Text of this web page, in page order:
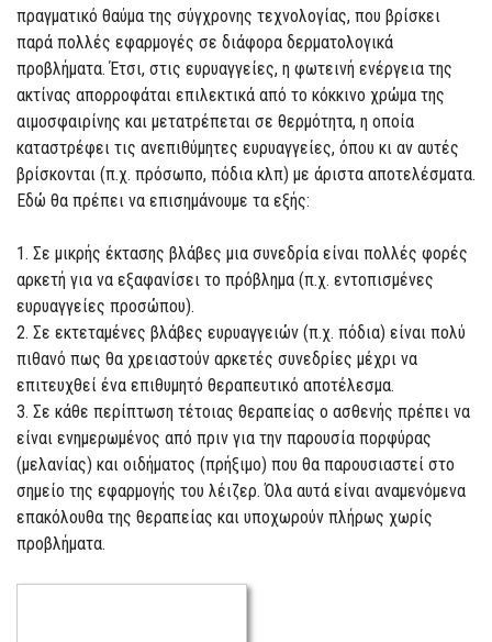
πραγματικό θαύμα της σύγχρονης τεχνολογίας, που βρίσκει
παρά πολλές εφαρμογές σε διάφορα δερματολογικά
προβλήματα. Έτσι, στις ευρυαγγείες, η φωτεινή ενέργεια της
ακτίνας απορροφάται επιλεκτικά από το κόκκινο χρώμα της
αιμοσφαιρίνης και μετατρέπεται σε θερμότητα, η οποία
καταστρέφει τις ανεπιθύμητες ευρυαγγείες, όπου κι αν αυτές
βρίσκονται (π.χ. πρόσωπο, πόδια κλπ) με άριστα αποτελέσματα.
Εδώ θα πρέπει να επισημάνουμε τα εξής:
1. Σε μικρής έκτασης βλάβες μια συνεδρία είναι πολλές φορές
αρκετή για να εξαφανίσει το πρόβλημα (π.χ. εντοπισμένες
ευρυαγγείες προσώπου).
2. Σε εκτεταμένες βλάβες ευρυαγγειών (π.χ. πόδια) είναι πολύ
πιθανό πως θα χρειαστούν αρκετές συνεδρίες μέχρι να
επιτευχθεί ένα επιθυμητό θεραπευτικό αποτέλεσμα.
3. Σε κάθε περίπτωση τέτοιας θεραπείας ο ασθενής πρέπει να
είναι ενημερωμένος από πριν για την παρουσία πορφύρας
(μελανίας) και οιδήματος (πρήξιμο) που θα παρουσιαστεί στο
σημείο της εφαρμογής του λέιζερ. Όλα αυτά είναι αναμενόμενα
επακόλουθα της θεραπείας και υποχωρούν πλήρως χωρίς
προβλήματα.